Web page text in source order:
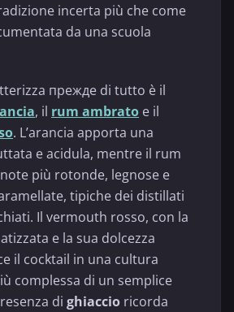
incerta più che come
da una scuola
прежде di tutto è il
, il rum ambrato e il
. L’arancia apporta una
e acidula, mentre il rum
più rotonde, legnose e
tipiche dei distillati
Il vermouth rosso, con la
e la sua dolcezza
il cocktail in una cultura
complessa di un semplice
di ghiaccio ricorda